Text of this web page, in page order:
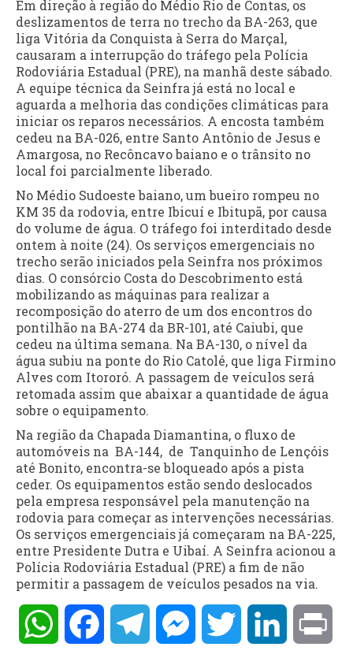
Em direção à região do Médio Rio de Contas, os
deslizamentos de terra no trecho da BA-263, que
liga Vitória da Conquista à Serra do Marçal,
causaram a interrupção do tráfego pela Polícia
Rodoviária Estadual (PRE), na manhã deste sábado.
A equipe técnica da Seinfra já está no local e
aguarda a melhoria das condições climáticas para
iniciar os reparos necessários. A encosta também
cedeu na BA-026, entre Santo Antônio de Jesus e
Amargosa, no Recôncavo baiano e o trânsito no
local foi parcialmente liberado.
No Médio Sudoeste baiano, um bueiro rompeu no
KM 35 da rodovia, entre Ibicuí e Ibitupã, por causa
do volume de água. O tráfego foi interditado desde
ontem à noite (24). Os serviços emergenciais no
trecho serão iniciados pela Seinfra nos próximos
dias. O consórcio Costa do Descobrimento está
mobilizando as máquinas para realizar a
recomposição do aterro de um dos encontros do
pontilhão na BA-274 da BR-101, até Caiubi, que
cedeu na última semana. Na BA-130, o nível da
água subiu na ponte do Rio Catolé, que liga Firmino
Alves com Itororó. A passagem de veículos será
retomada assim que abaixar a quantidade de água
sobre o equipamento.
Na região da Chapada Diamantina, o fluxo de
automóveis na BA-144, de Tanquinho de Lençóis
até Bonito, encontra-se bloqueado após a pista
ceder. Os equipamentos estão sendo deslocados
pela empresa responsável pela manutenção na
rodovia para começar as intervenções necessárias.
Os serviços emergenciais já começaram na BA-225,
entre Presidente Dutra e Uibaí. A Seinfra acionou a
Polícia Rodoviária Estadual (PRE) a fim de não
permitir a passagem de veículos pesados na via.
WhatsAppFacebookTelegramMessengerTwitter LinkedIn